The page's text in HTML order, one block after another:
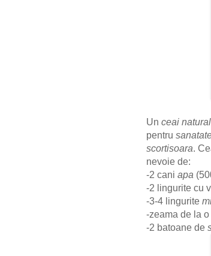
Un ceai natural
pentru
scortisoara.
nevoie de:
-2 cani apa
-2 lingurite cu
-3-4 lingurite
-zeama de la o
-2 batoane de